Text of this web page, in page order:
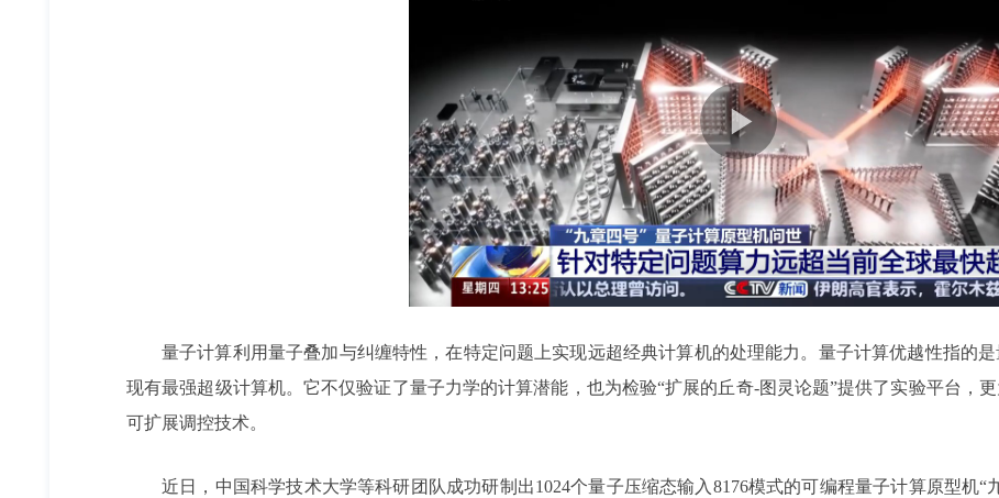
量子计算利用量子叠加与纠缠特性，在特定问题上实现远超经典计算机的处理能力。量子计算优越性指的
现有最强超级计算机。它不仅验证了量子力学的计算潜能，也为检验“扩展的丘奇-图灵论题”提供了实验平台，
可扩展调控技术。
近日，中国科学技术大学等科研团队 成功研制出1024个量子压缩态输入8176模式的可编程量子计算原型机